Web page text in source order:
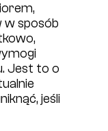
w sposób
Jest to o
jeśli